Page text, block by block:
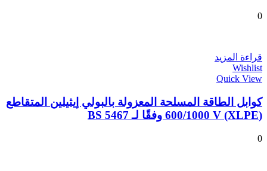
0
قراءة المزيد
Wishlist
Quick View
كوابل الطاقة المسلحة المعزولة بالبولي إيثيلين المتقاطع
(XLPE) 600/1000 V وفقًا لـ BS 5467
0